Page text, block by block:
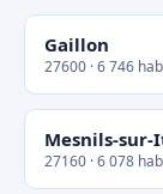
Gaillon
27600 · 6 746
Mesnils-sur-
27160 · 6 078